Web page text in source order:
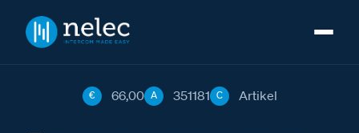
€ 66,00 A 351181 C Artikel